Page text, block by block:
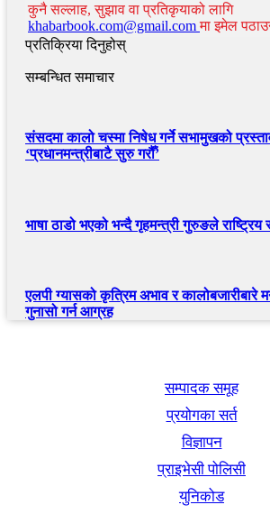
कुनै सल्लाह, सुझाव वा प्रतिकृयाको लागि
khabarbook.com@gmail.comमा इमेल
प्रतिक्रिया दिनुहोस्
सम्बन्धित समाचार
संसदमा कालो चस्मा निषेध गर्ने सभामुखको
‘प्रधानमन्त्रीबाटै सुरु गरौँ’
भाषा ठाडो भएको भन्दै गृहमन्त्री गुरुङले राष्ट्रिय
एलपी ग्यासको कृत्रिम अभाव र कालोबजारीबारे
गुनासो गर्न आग्रह
सम्पादक समूह
प्रयोगका सर्त
विज्ञापन
प्राइभेसी पोलिसी
युनिकोड